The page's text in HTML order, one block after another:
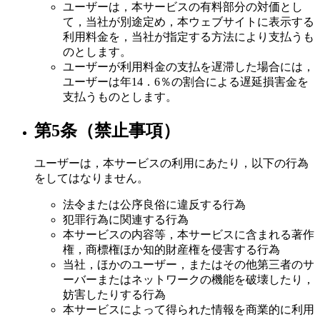
ユーザーは，本サービスの有料部分の対価とし
て，当社が別途定め，本ウェブサイトに表示する
利用料金を，当社が指定する方法により支払うも
のとします。
ユーザーが利用料金の支払を遅滞した場合には，
ユーザーは年14．6％の割合による遅延損害金を
支払うものとします。
第5条（禁止事項）
ユーザーは，本サービスの利用にあたり，以下の行為
をしてはなりません。
法令または公序良俗に違反する行為
犯罪行為に関連する行為
本サービスの内容等，本サービスに含まれる著作
権，商標権ほか知的財産権を侵害する行為
当社，ほかのユーザー，またはその他第三者のサ
ーバーまたはネットワークの機能を破壊したり，
妨害したりする行為
本サービスによって得られた情報を商業的に利用